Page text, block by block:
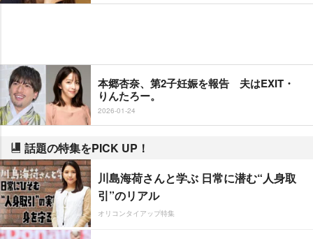
本郷杏奈、第2子妊娠を報告 夫はEXIT・
りんたろー。
2026-01-24
話題の特集をPICK UP！
川島海荷さんと学ぶ 日常に潜む“人身取
引”のリアル
オリコンタイアップ特集